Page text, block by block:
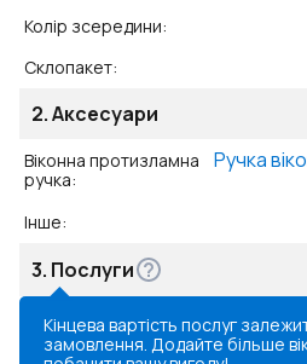
Колір зсередини:
Склопакет:
2.Аксесуари
Віконна протизламна
ручка:
Ручка
Інше:
3. Послуги
Кінцева вартість послуг
замовлення. Додайте більше